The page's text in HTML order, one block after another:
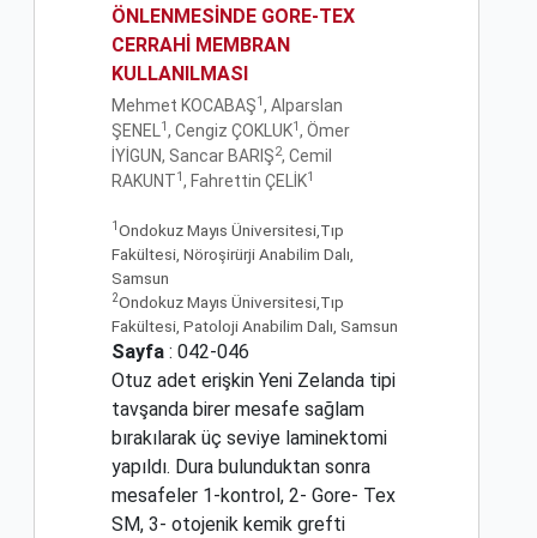
ÖNLENMESİNDE GORE-TEX
CERRAHİ MEMBRAN
KULLANILMASI
Mehmet KOCABAŞ1 , Alparslan
ŞENEL1 , Cengiz ÇOKLUK1 , Ömer
İYİGUN, Sancar BARIŞ2, Cemil
RAKUNT1 , Fahrettin ÇELİK1
1 Ondokuz Mayıs Üniversitesi,Tıp
Fakültesi, Nöroşirürji Anabilim Dalı,
Samsun
2Ondokuz Mayıs Üniversitesi,Tıp
Fakültesi, Patoloji Anabilim Dalı, Samsun
Sayfa : 042-046
Otuz adet erişkin Yeni Zelanda tipi
tavşanda birer mesafe sağlam
bırakılarak üç seviye laminektomi
yapıldı. Dura bulunduktan sonra
mesafeler 1-kontrol, 2- Gore- Tex
SM, 3- otojenik kemik grefti